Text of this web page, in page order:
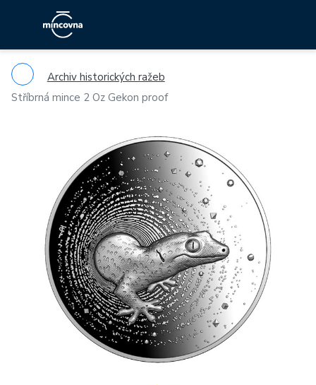
Archiv historických ražeb
Stříbrná mince 2 Oz Gekon proof
Previous